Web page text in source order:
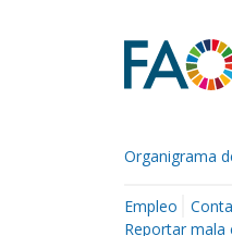
Organigrama
Empleo
Reportar mala